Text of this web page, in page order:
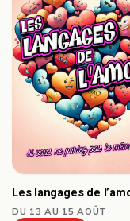
Les langages de
DU 13 AU 15 AOÛT